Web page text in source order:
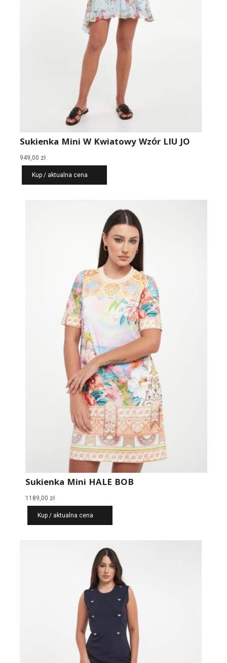
Sukienka Mini W Kwiatowy Wzór LIU JO
949,00 zł
Kup / aktualna cena
Sukienka Mini HALE BOB
1189,00 zł
Kup / aktualna cena